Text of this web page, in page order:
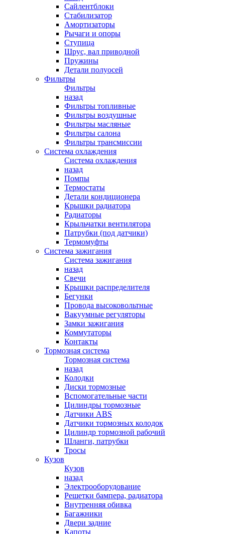
Сайлентблоки
Стабилизатор
Амортизаторы
Рычаги и опоры
Ступица
Шрус, вал приводной
Пружины
Детали полуосей
Фильтры
Фильтры
назад
Фильтры топливные
Фильтры воздушные
Фильтры масляные
Фильтры салона
Фильтры трансмиссии
Система охлаждения
Система охлаждения
назад
Помпы
Термостаты
Детали кондиционера
Крышки радиатора
Радиаторы
Крыльчатки вентилятора
Патрубки (под датчики)
Термомуфты
Система зажигания
Система зажигания
назад
Свечи
Крышки распределителя
Бегунки
Провода высоковольтные
Вакуумные регуляторы
Замки зажигания
Коммутаторы
Контакты
Тормозная система
Тормозная система
назад
Колодки
Диски тормозные
Вспомогательные части
Цилиндры тормозные
Датчики ABS
Датчики тормозных колодок
Цилиндр тормозной рабочий
Шланги, патрубки
Тросы
Кузов
Кузов
назад
Электрооборудование
Решетки бампера, радиатора
Внутренняя обивка
Багажники
Двери задние
Капоты